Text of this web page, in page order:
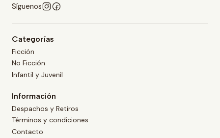
Síguenos
Categorías
Ficción
No Ficción
Infantil y Juvenil
Información
Despachos y Retiros
Términos y condiciones
Contacto